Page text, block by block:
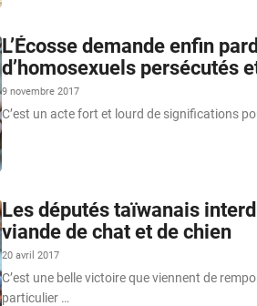
L’Écosse demande enfin
d’homosexuels persécutés
9 novembre 2017
C’est un acte fort et lourd de significations
Les députés taïwanais
viande de chat et de chien
20 avril 2017
C’est une belle victoire que viennent de
particulier …